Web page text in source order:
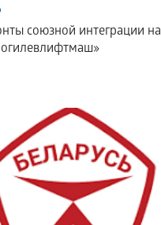
союзной интеграции на